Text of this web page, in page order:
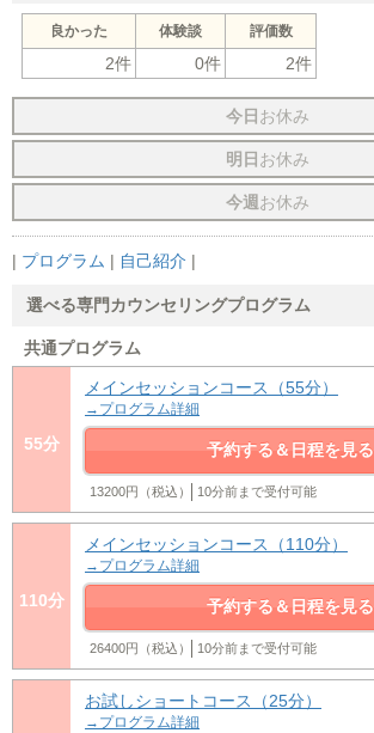
良かった 体験談 評価数
2件 0件 2件
今日 お休み
明日 お休み
今週 お休み
| プログラム | 自己紹介 |
選べる専門カウンセリングプログラム
共通プログラム
55分
メインセッションコース（55分）
→プログラム詳細
予約する＆日程を見る
13200円（税込） 10分前まで受付可能
110分
メインセッションコース（110分）
→プログラム詳細
予約する＆日程を見る
26400円（税込） 10分前まで受付可能
お試しショートコース（25分）
→プログラム詳細